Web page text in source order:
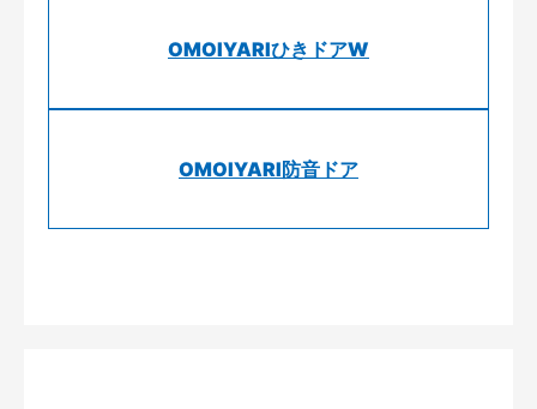
OMOIYARIひきドアW
OMOIYARI防音ドア